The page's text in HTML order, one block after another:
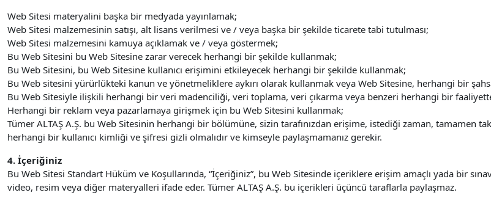
Web Sitesi materyalini başka bir medyada yayınlamak;
Web Sitesi malzemesinin satışı, alt lisans verilmesi ve / veya başka bir şekilde ticarete tabi tutulması;
Web Sitesi malzemesini kamuya açıklamak ve / veya göstermek;
Bu Web Sitesini bu Web Sitesine zarar verecek herhangi bir şekilde kullanmak;
Bu Web Sitesini, bu Web Sitesine kullanıcı erişimini etkileyecek herhangi bir şekilde kullanmak;
Bu Web sitesini yürürlükteki kanun ve yönetmeliklere aykırı olarak kullanmak veya Web Sitesine, herhangi bir
Bu Web Sitesiyle ilişkili herhangi bir veri madenciliği, veri toplama, veri çıkarma veya benzeri herhangi bir
Herhangi bir reklam veya pazarlamaya girişmek için bu Web Sitesini kullanmak;
Tümer ALTAŞ A.Ş. bu Web Sitesinin herhangi bir bölümüne, sizin tarafınızdan erişime, istediği zaman, tamamen
herhangi bir kullanıcı kimliği ve şifresi gizli olmalıdır ve kimseyle paylaşmamanız gerekir.
4. İçeriğiniz
Bu Web Sitesi Standart Hüküm ve Koşullarında, “İçeriğiniz”, bu Web Sitesinde içeriklere erişim amaçlı yada bir
video, resim veya diğer materyalleri ifade eder. Tümer ALTAŞ A.Ş. bu içerikleri üçüncü taraflarla paylaşmaz.